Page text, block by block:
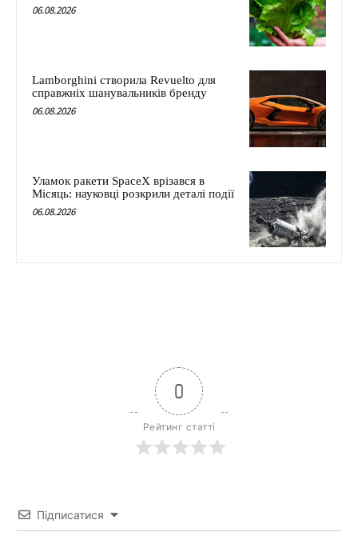
06.08.2026
Lamborghini створила Revuelto для
справжніх шанувальників бренду
06.08.2026
Уламок ракети SpaceX врізався в
Місяць: науковці розкрили деталі події
06.08.2026
0
Рейтинг статті
Підписатися